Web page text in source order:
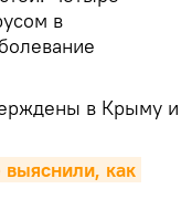
в
в Крыму и
как